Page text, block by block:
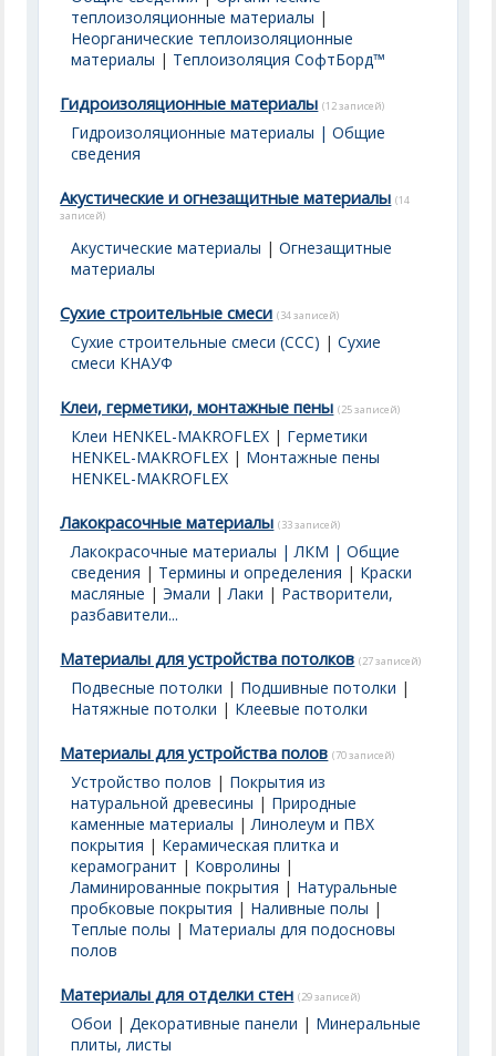
теплоизоляционные материалы |
Неорганические теплоизоляционные
материалы | Теплоизоляция СофтБорд™
Гидроизоляционные материалы (12 записей)
Гидроизоляционные материалы | Общие
сведения
Акустические и огнезащитные материалы (14
записей)
Акустические материалы |Огнезащитные
материалы
Сухие строительные смеси (34 записей)
Сухие строительные смеси (ССС) |Сухие
смеси КНАУФ
Клеи, герметики, монтажные пены (25 записей)
Клеи HENKEL-MAKROFLEX | Герметики
HENKEL-MAKROFLEX | Монтажные пены
HENKEL-MAKROFLEX
Лакокрасочные материалы (33 записей)
Лакокрасочные материалы | ЛКМ | Общие
сведения | Термины и определения | Краски
масляные |Эмали |Лаки | Растворители,
разбавители...
Материалы для устройства потолков (27 записей)
Подвесные потолки | Подшивные потолки |
Натяжные потолки | Клеевые потолки
Материалы для устройства полов (70 записей)
Устройство полов | Покрытия из
натуральной древесины | Природные
каменные материалы |Линолеум и ПВХ
покрытия | Керамическая плитка и
керамогранит | Ковролины |
Ламинированные покрытия | Натуральные
пробковые покрытия | Наливные полы |
Теплые полы | Материалы для подосновы
полов
Материалы для отделки стен (29 записей)
Обои |Декоративные панели | Минеральные
плиты, листы